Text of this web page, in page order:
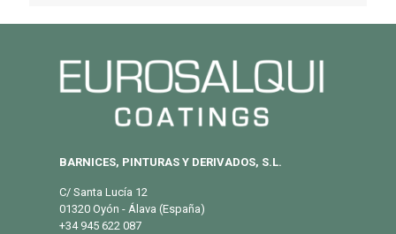
BARNICES, PINTURAS Y DERIVADOS, S.L.
C/ Santa Lucía 12
01320 Oyón - Álava (España)
+34 945 622 087